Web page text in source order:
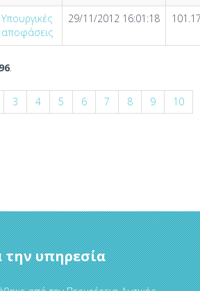
Υπουργικές
αποφάσεις
29/11/2012 16:01:18
96.
3 4 5 6 7 8 9
10
την υπηρεσία